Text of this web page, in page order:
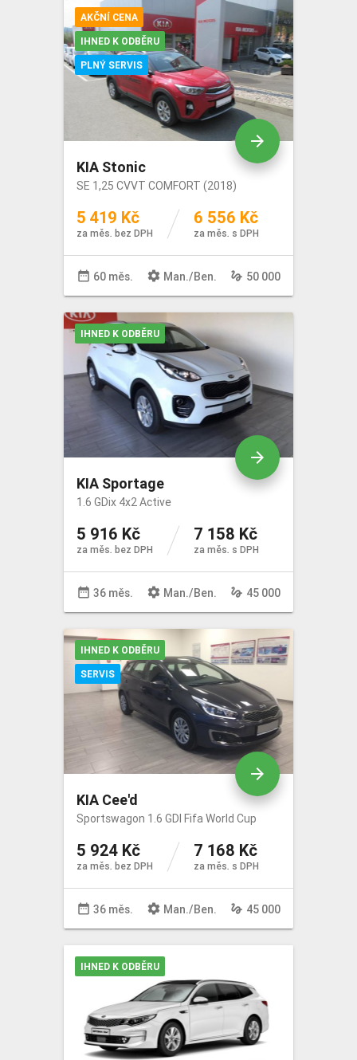
KIA Stonic
SE 1,25 CVVT COMFORT (2018)
5 419 Kč
za měs. bez DPH
6 556 Kč
za měs. s DPH
date_range 60 měs. settings Man./Ben. gesture 50 000
arrow_forward
AKČNÍ CENA
IHNED K ODBĚRU
PLNÝ SERVIS
KIA Sportage
1.6 GDix 4x2 Active
5 916 Kč
za měs. bez DPH
7 158 Kč
za měs. s DPH
date_range 36 měs. settings Man./Ben. gesture 45 000
arrow_forward
IHNED K ODBĚRU
KIA Cee'd
Sportswagon 1.6 GDI Fifa World Cup
5 924 Kč
za měs. bez DPH
7 168 Kč
za měs. s DPH
date_range 36 měs. settings Man./Ben. gesture 45 000
arrow_forward
IHNED K ODBĚRU
SERVIS
IHNED K ODBĚRU